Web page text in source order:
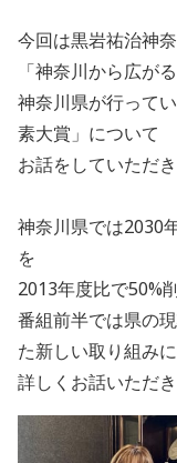
今回は黒岩祐治神
「神奈川から広が
神奈川県が行って
素大賞」について
お話をしていただき
神奈川県では2030
を
2013年度比で50%
番組前半では県の
た新しい取り組み
詳しくお話いただき